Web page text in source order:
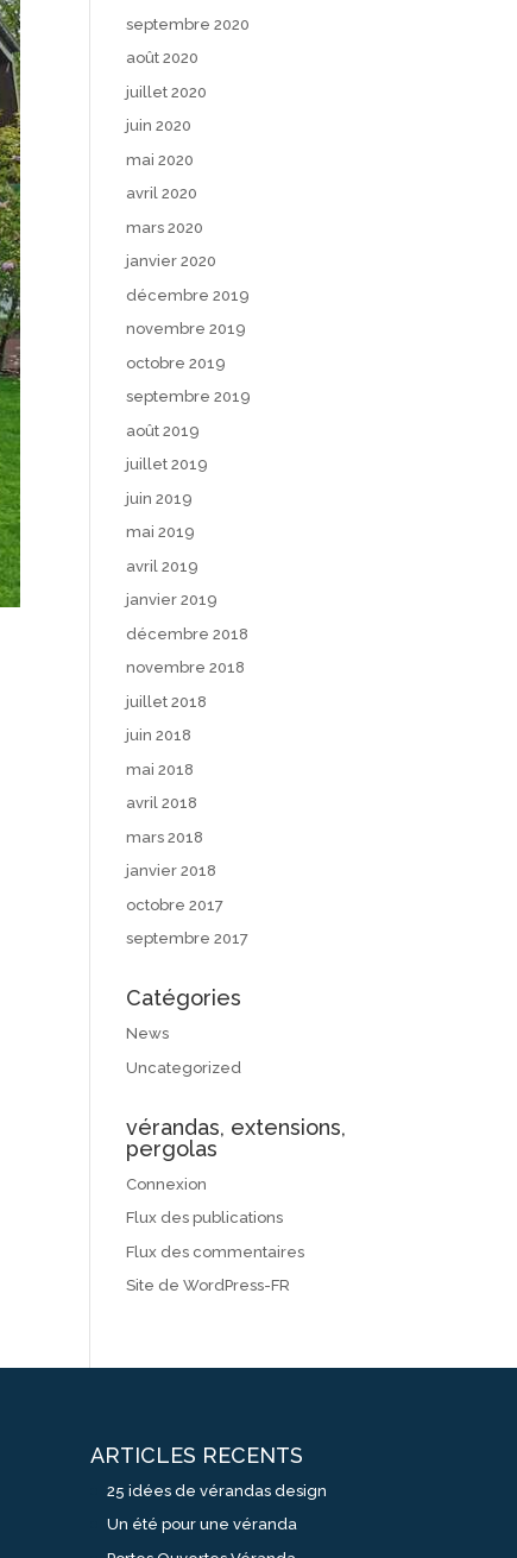
septembre 2020
août 2020
juillet 2020
juin 2020
mai 2020
avril 2020
mars 2020
janvier 2020
décembre 2019
novembre 2019
octobre 2019
septembre 2019
août 2019
juillet 2019
juin 2019
mai 2019
avril 2019
janvier 2019
décembre 2018
novembre 2018
juillet 2018
juin 2018
mai 2018
avril 2018
mars 2018
janvier 2018
octobre 2017
septembre 2017
Catégories
News
Uncategorized
vérandas, extensions,
pergolas
Connexion
Flux des publications
Flux des commentaires
Site de WordPress-FR
ARTICLES RECENTS
25 idées de vérandas design
Un été pour une véranda